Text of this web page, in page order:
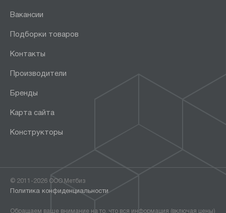
Вакансии
Подборки товаров
Контакты
Производители
Бренды
Карта сайта
Конструкторы
© 2011-2026 ООО Метбиз
Политика конфиденциальности
Обращаем ваше внимание на то, что вся информация (включая цены)